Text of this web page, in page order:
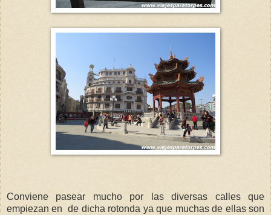
Conviene pasear mucho por las diversas calles que
empiezan en de dicha rotonda ya que muchas de ellas son